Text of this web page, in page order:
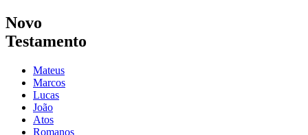
Novo
Testamento
Mateus
Marcos
Lucas
João
Atos
Romanos